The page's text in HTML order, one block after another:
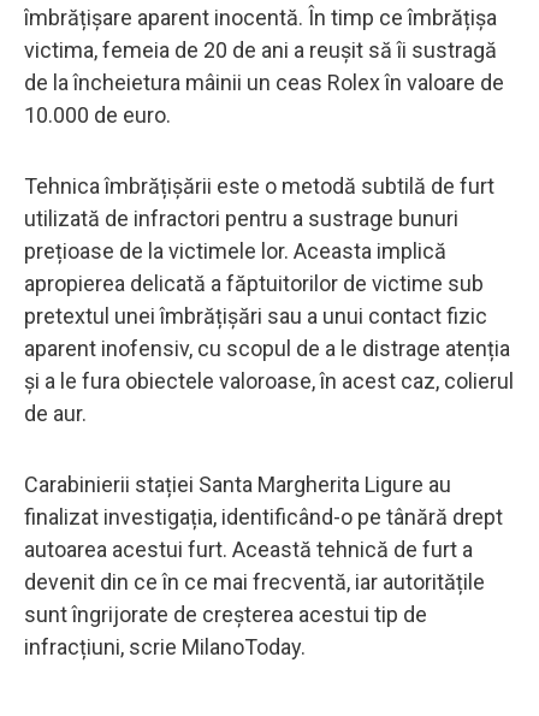
îmbrățișare aparent inocentă. În timp ce îmbrățișa
victima, femeia de 20 de ani a reușit să îi sustragă
de la încheietura mâinii un ceas Rolex în valoare de
10.000 de euro.
Tehnica îmbrățișării este o metodă subtilă de furt
utilizată de infractori pentru a sustrage bunuri
prețioase de la victimele lor. Aceasta implică
apropierea delicată a făptuitorilor de victime sub
pretextul unei îmbrățișări sau a unui contact fizic
aparent inofensiv, cu scopul de a le distrage atenția
și a le fura obiectele valoroase, în acest caz, colierul
de aur.
Carabinierii stației Santa Margherita Ligure au
finalizat investigația, identificând-o pe tânără drept
autoarea acestui furt. Această tehnică de furt a
devenit din ce în ce mai frecventă, iar autoritățile
sunt îngrijorate de creșterea acestui tip de
infracțiuni, scrie MilanoToday.